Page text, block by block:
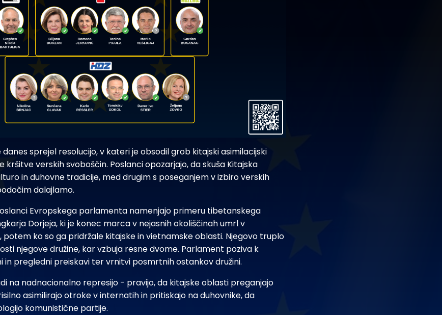
sprejel resolucijo, v kateri je obsodil grob kitajski asimilacijski
kršitve verskih svoboščin. Poslanci opozarjajo, da skuša Kitajska
in duhovne tradicije, med drugim s poseganjem v izbiro verskih
dalajlamo.
Evropskega parlamenta namenjajo primeru tibetanskega
Dorjeja, ki je konec marca v nejasnih okoliščinah umrl v
ko so ga pridržale kitajske in vietnamske oblasti. Njegovo truplo
njegove družine, kar vzbuja resne dvome. Parlament poziva k
in pregledni preiskavi ter vrnitvi posmrtnih ostankov družini.
na nadnacionalno represijo - pravijo, da kitajske oblasti preganjajo
asimilirajo otroke v internatih in pritiskajo na duhovnike, da
komunistične partije.